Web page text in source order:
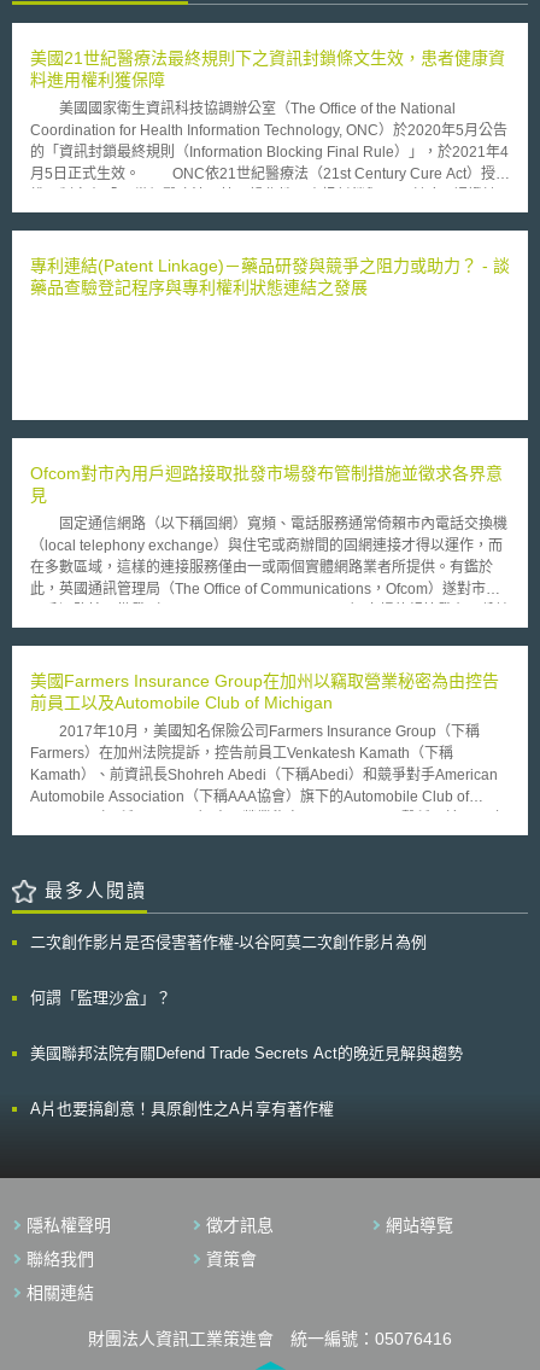
美國21世紀醫療法最終規則下之資訊封鎖條文生效，患者健康資
料進用權利獲保障
美國國家衛生資訊科技協調辦公室（The Office of the National
Coordination for Health Information Technology, ONC）於2020年5月公告
的「資訊封鎖最終規則（Information Blocking Final Rule）」，於2021年4
月5日正式生效。 ONC依21世紀醫療法（21st Century Cure Act）授
畫」（21st Century Cures Act: Interoperability, Information Blocking, and
醫療IT技術之規範，其中特別針對資訊封鎖的相關條文，又稱為「資訊封鎖
最終規則」。 21世紀醫療法為了確保病患資料近用權利，在法條中明
（Security）、不可行性（Infeasibility） 健康IT性能（Health IT
Performance）、內容與方式（Content and Manner）、費用（Fees）、
授權（Licensing）。 21世紀醫療法在資訊封鎖章節中規定，資訊封鎖
相關條文在資訊封鎖例外類型被定義出來後，始生效力。換言之，在資訊封
鎖最終規則生效後，病患將有權依法近用其電子健康資料，資料持有者原則
上不得拒絕。值得注意的是，資訊封鎖最終規則生效後至2022年10月6日
止，適用資訊封鎖條文的電子健康資料範圍，係以美國協同操作核心資料
（United States Core Data for Interoperability, USCDI）中所定義之電子健
康資料為準。USCDI，是由ONC主導建立的一套資料標準格式，以統一健
康資料交換格式，促進資料流通。2022年10月6日起，資訊封鎖最終規則所
指的電子健康資料範圍將不僅只局限於USCDI標準所定義之電子健康資料，
將擴及健康保險流通與責任法（Health Insurance Portability and
Accountability Act， HIPAA）所定義的所有電子健康資料。
專利連結(Patent Linkage)－藥品研發與競爭之阻力或助力？ - 談
藥品查驗登記程序與專利權利狀態連結之發展
Ofcom對市內用戶迴路接取批發市場發布管制措施並徵求各界意
見
固定通信網路（以下稱固網）寬頻、電話服務通常倚賴市內電話交換機
（local telephony exchange）與住宅或商辦間的固網連接才得以運作，而
在多數區域，這樣的連接服務僅由一或兩個實體網路業者所提供。有鑑於
此，英國通訊管理局（The Office of Communications，Ofcom）遂對市內
詢文件，其目的除希望能促進光纖網路的投資外，也要保障消費者免於支付
Telecom, BT）旗下提供WLA服務之子公司Openreach需允許寬頻競爭業者
得以使用其網路銷售寬頻服務予人民或企業。Openreach提供數種傳輸速率
的分析結果，Openreach在高速寬頻服務（superfast broadband service）
各項方案中，最具影響力的即為提供下載速率40Mbps/上傳速率10Mbps之
服務方案。截至目前為止，受限於人民可選擇較便宜的寬頻服務當作替代方
案，故BT對於服務方案價格的調漲有限。然而，這樣的限制隨著人們對網
年88.80英鎊至2020/21年降為每年52.77英鎊。藉由對服務提供者營運成本
的逐年遞減，達到消費者服務使用費也隨之降低的目的；對40/10Mbps方案
設下價格上限（price cap）的做法，長遠來看，也提供BT的競爭對手有投
間等服務品質（quality of service）的要求也更趨嚴格，包括： 於收到通知
97%的報修； 於收到新線路建置通知後10個工作天內安排90%的新線路建
置預約（現為12個工作天內安排80%的新線路建置預約）； 於Openreach
需於2020/21年完全實現。 Ofcom這些管制措施是WLA market諮詢文
規範將於2018年4月生效。
美國Farmers Insurance Group在加州以竊取營業秘密為由控告
前員工以及Automobile Club of Michigan
2017年10月，美國知名保險公司Farmers Insurance Group（下稱
Farmers）在加州法院提訴，控告前員工Venkatesh Kamath（下稱
Kamath）、前資訊長Shohreh Abedi（下稱Abedi）和競爭對手American
Automobile Association（下稱AAA協會）旗下的Automobile Club of
起使用Guidewire Software（下稱Guidewire），以更新其理賠處理和保險
訊。Abedi前為Kamath上司，曾監督Guidewire計畫初期階段。之後Abedi
至Auto Club任職，協助Auto Club轉換使用Guidewire，並挖角包括Kamath
份檔案，其中包括與Guidewire計畫及Famers核心業務相關的營業秘密資
（California Trade Secret Act）、從事不公平競爭、違反忠實義務及其他事
告AAA協會旗下Auto Club Group竊取其投保客戶機密資訊，惟該案當時經
2017年10月對Auto Club提起的本件訴訟，法院實務的發展為何，值得後續
觀察。
最多人閱讀
二次創作影片是否侵害著作權-以谷阿莫二次創作影片為例
何謂「監理沙盒」？
美國聯邦法院有關Defend Trade Secrets Act的晚近見解與趨勢
A片也要搞創意！具原創性之A片享有著作權
隱私權聲明 徵才訊息
網站導覽
聯絡我們
資策會
相關連結
財團法人資訊工業策進會 統一編號：05076416